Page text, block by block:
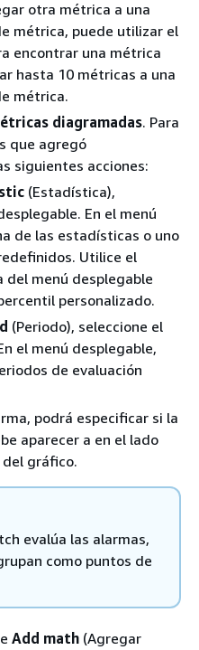
otra métrica a una
métrica, puede utilizar el
encontrar una métrica
hasta 10 métricas a una
métrica.
diagramadas. Para
que agregó
siguientes acciones:
(Estadística),
En el menú
de las estadísticas o uno
Utilice el
del menú desplegable
personalizado.
(Periodo), seleccione el
el menú desplegable,
de evaluación
podrá especificar si la
aparecer a en el lado
gráfico.
evalúa las alarmas,
como puntos de
Add math (Agregar